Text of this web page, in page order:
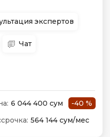
экспертов
Чат
6 044 400 сум
-40 %
564 144 сум/мес